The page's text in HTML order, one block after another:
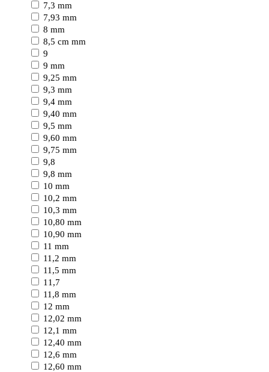
7,3 mm
7,93 mm
8 mm
8,5 cm mm
9
9 mm
9,25 mm
9,3 mm
9,4 mm
9,40 mm
9,5 mm
9,60 mm
9,75 mm
9,8
9,8 mm
10 mm
10,2 mm
10,3 mm
10,80 mm
10,90 mm
11 mm
11,2 mm
11,5 mm
11,7
11,8 mm
12 mm
12,02 mm
12,1 mm
12,40 mm
12,6 mm
12,60 mm